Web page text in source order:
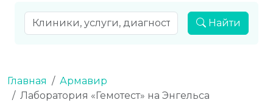
Найти
Главная
Армавир
Лаборатория «Гемотест» на Энгельса